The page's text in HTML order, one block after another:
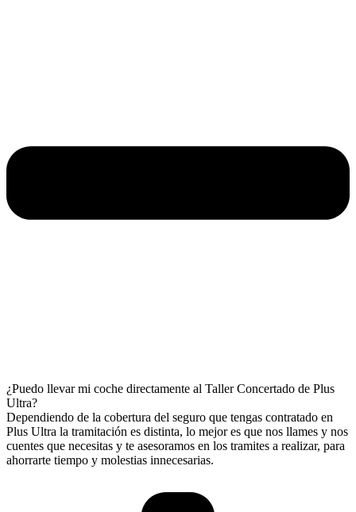
¿Puedo llevar mi coche directamente al Taller Concertado de Plus
Ultra?
Dependiendo de la cobertura del seguro que tengas contratado en
Plus Ultra la tramitación es distinta, lo mejor es que nos llames y nos
cuentes que necesitas y te asesoramos en los tramites a realizar, para
ahorrarte tiempo y molestias innecesarias.